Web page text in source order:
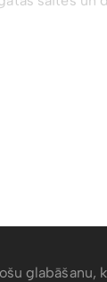
failus
glabāšanu,